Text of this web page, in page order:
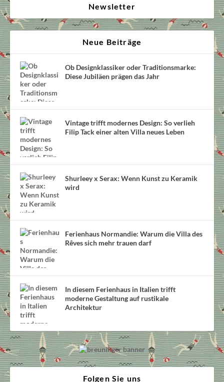
Newsletter
Neue Beiträge
Ob Designklassiker oder Traditionsmarke:
Diese Jubiläen prägen das Jahr
Vintage trifft modernes Design: So verlieh
Filip Tack einer alten Villa neues Leben
Shurleey x Serax: Wenn Kunst zu Keramik
wird
Ferienhaus Normandie: Warum die Villa des
Rêves sich mehr trauen darf
In diesem Ferienhaus in Italien trifft
moderne Gestaltung auf rustikale
Architektur
Folgen Sie uns